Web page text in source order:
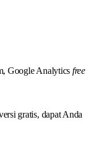
Google Analytics free
gratis, dapat Anda